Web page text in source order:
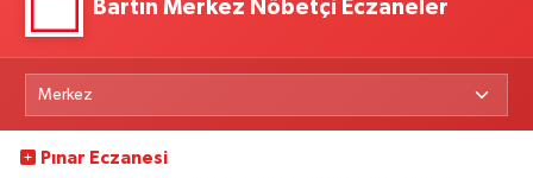
Bartın Merkez Nöbetçi Eczaneler
Pınar Eczanesi